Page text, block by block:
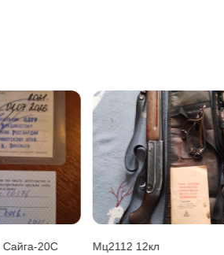
Сайга-20С
Мц2112 12кл